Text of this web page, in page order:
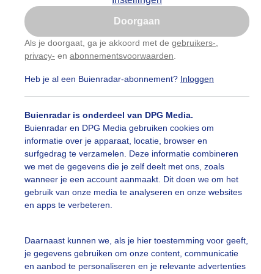
Doorgaan
Als je doorgaat, ga je akkoord met de gebruikers-
privacy- en abonnementsvoorwaarden
Heb je al een Buienradar-abonnement? Inloggen
Buienradar is onderdeel van DPG Media.
Buienradar en DPG Media gebruiken cookies om
informatie over je apparaat, locatie, browser en
surfgedrag te verzamelen. Deze informatie combineren
we met de gegevens die je zelf deelt met ons, zoals
wanneer je een account aanmaakt. Dit doen we om het
gebruik van onze media te analyseren en onze websites
en apps te verbeteren.
Daarnaast kunnen we, als je hier toestemming voor geeft,
je gegevens gebruiken om onze content, communicatie
en aanbod te personaliseren en je relevante advertenties
zonnig
Francien Tax Gemaakt: 10-07-2025, 36x bekeken
Nu niet, misschien later
Gebruik je Safari en wil je niet elke dag deze pop-up
Klikhierom dit aan te passen